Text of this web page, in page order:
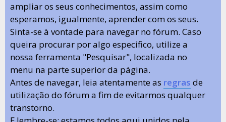
ampliar os seus conhecimentos, assim como
esperamos, igualmente, aprender com os seus.
Sinta-se à vontade para navegar no fórum. Caso
queira procurar por algo especifico, utilize a
nossa ferramenta "Pesquisar", localizada no
menu na parte superior da página.
Antes de navegar, leia atentamente as regras de
utilização do fórum a fim de evitarmos qualquer
transtorno.